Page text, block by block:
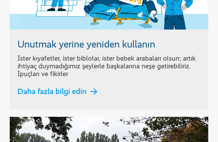
Unutmak yerine yeniden kullanın
İster kıyafetler, ister biblolar, ister bebek arabaları olsun; artık
ihtiyaç duymadığımız şeylerle başkalarına neşe getirebiliriz.
İpuçları ve fikirler
Daha fazla bilgi edin